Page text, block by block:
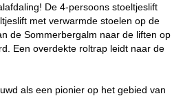
De 4-persoons stoeltjeslift
met verwarmde stoelen op de
de Sommerbergalm naar de liften op
Een overdekte roltrap leidt naar de
als een pionier op het gebied van